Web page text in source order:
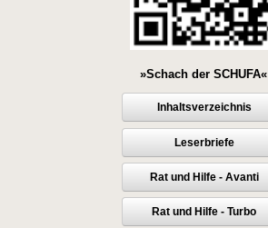
»Schach der SCHUFA«
Inhaltsverzeichnis
Leserbriefe
Rat und Hilfe - Avanti
Rat und Hilfe - Turbo